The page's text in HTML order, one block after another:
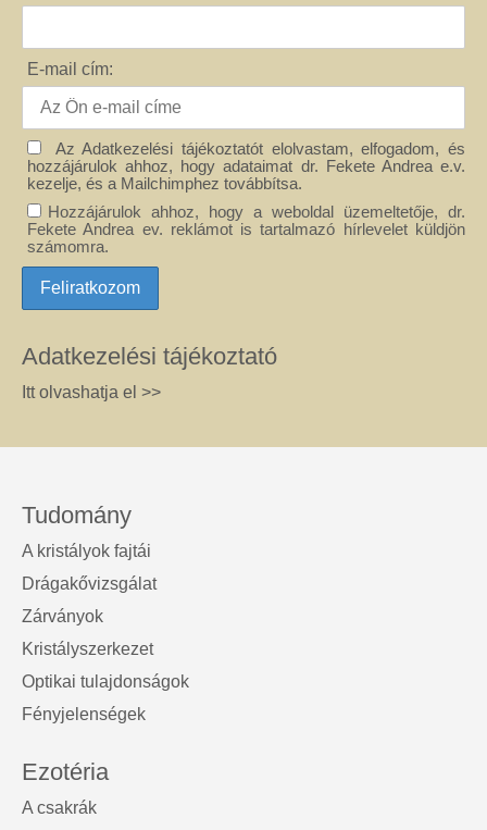
E-mail cím:
Az Adatkezelési tájékoztatót elolvastam, elfogadom, és
hozzájárulok ahhoz, hogy adataimat dr. Fekete Andrea e.v.
kezelje, és a Mailchimphez továbbítsa.
Hozzájárulok ahhoz, hogy a weboldal üzemeltetője, dr.
Fekete Andrea ev. reklámot is tartalmazó hírlevelet küldjön
számomra.
Adatkezelési tájékoztató
Itt olvashatja el >>
Tudomány
A kristályok fajtái
Drágakővizsgálat
Zárványok
Kristályszerkezet
Optikai tulajdonságok
Fényjelenségek
Ezotéria
A csakrák